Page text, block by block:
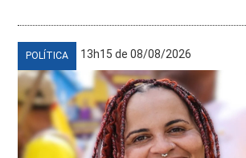
POLÍTICA 13h15 de 08/08/2026